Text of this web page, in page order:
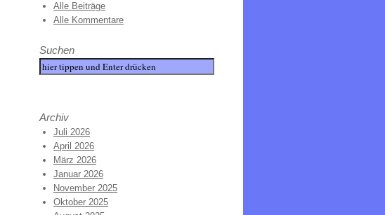
Alle Beiträge
Alle Kommentare
Suchen
Archiv
Juli 2026
April 2026
März 2026
Januar 2026
November 2025
Oktober 2025